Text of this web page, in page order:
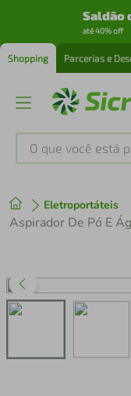
Saldão
até 40% off
Shopping Parcerias e
O que você está
Eletroportáteis
1º tenis
perfume